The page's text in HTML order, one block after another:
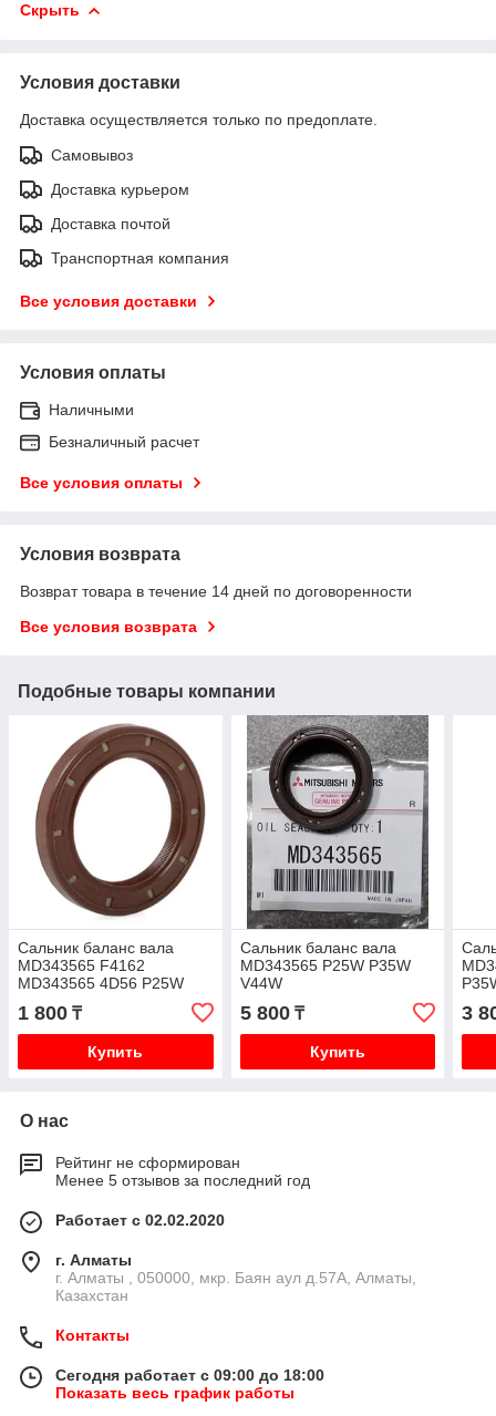
Скрыть
Условия доставки
Доставка осуществляется только по предоплате.
Самовывоз
Доставка курьером
Доставка почтой
Транспортная компания
Все условия доставки
Условия оплаты
Наличными
Безналичный расчет
Все условия оплаты
Условия возврата
Возврат товара в течение 14 дней по договоренности
Все условия возврата
Подобные товары компании
Сальник баланс вала
MD343565 F4162
MD343565 4D56 P25W
1 800 ₸
Купить
Сальник баланс вала
MD343565 P25W P35W
V44W
5 800₸
Купить
3
О нас
Рейтинг не сформирован
Менее 5 отзывов за последний год
Работает с 02.02.2020
г. Алматы
г. Алматы , 050000, мкр. Баян аул д.57А, Алматы,
Казахстан
Контакты
Сегодня работает с 09:00 до 18:00
Показать весь график работы